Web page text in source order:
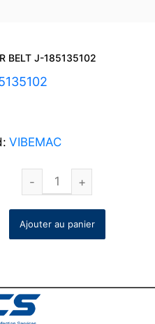
BELT J-185135102
VIBEMAC
Ajouter au panier